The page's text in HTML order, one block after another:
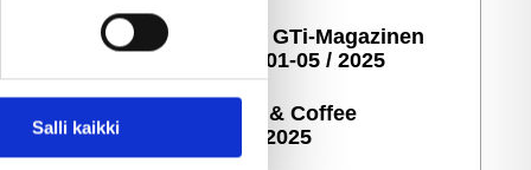
tukemiseen
alan
Salli kaikki
Taustakuvia GTi-Magazinen
numeroista 01-05 / 2025
Kuvia: Cars & Coffee
Savonlinna 2025